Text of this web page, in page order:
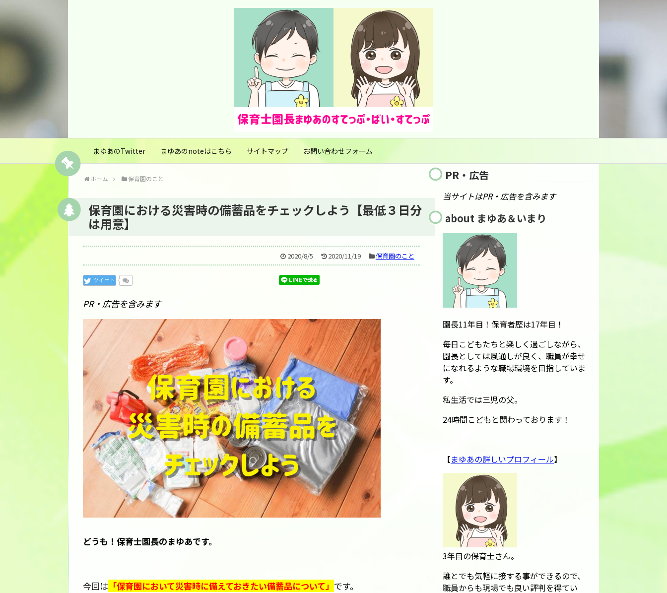
まゆあのTwitter まゆあのnoteはこちら サイトマップ お問い合わせフォーム
ホーム 保育園のこと
保育園における災害時の備蓄品をチェックしよう【最低３日分
は用意】
2020/8/5 2020/11/19 保育園のこと
ツイート
PR・広告を含みます
どうも！保育士園長のまゆあです。
今回は 「保育園において災害時に備えておきたい備蓄品について」 です。
PR・広告
当サイトはPR・広告を含みます
about まゆあ＆いまり
園長11年目！保育者歴は17年目！
毎日こどもたちと楽しく過ごしながら、
園長としては風通しが良く、職員が幸せ
になれるような職場環境を目指していま
す。
私生活では三児の父。
24時間こどもと関わっております！
【まゆあの詳しいプロフィール】
3年目の保育士さん。
誰とでも気軽に接する事ができるので、
職員からも現場でも良い評判を得てい